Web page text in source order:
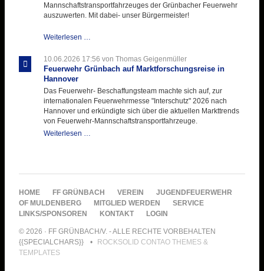
Mannschaftstransportfahrzeuges der Grünbacher Feuerwehr
auszuwerten. Mit dabei- unser Bürgermeister!
Weiterlesen …
Informationen
aus
aus
10.06.2026 17:56 von Thomas Geigenmüller
Feuerwehr Grünbach auf Marktforschungsreise in
Hannover
Das Feuerwehr- Beschaffungsteam machte sich auf, zur
internationalen Feuerwehrmesse "Interschutz" 2026 nach
Hannover und erkündigte sich über die aktuellen Markttrends
von Feuerwehr-Mannschaftstransportfahrzeuge.
Weiterlesen …
in
NAVIGATION
ÜBERSPRINGEN
HOME FF GRÜNBACH VEREIN
JUGENDFEUERWEHR
OF MULDENBERG
MITGLIED WERDEN
SERVICE
LINKS/SPONSOREN
KONTAKT LOGIN
© 2026 · FF GRÜNBACH/V. - ALLE RECHTE VORBEHALTEN
{{SPECIALCHARS}}
ROCKSOLID CONTAO THEMES &
TEMPLATES